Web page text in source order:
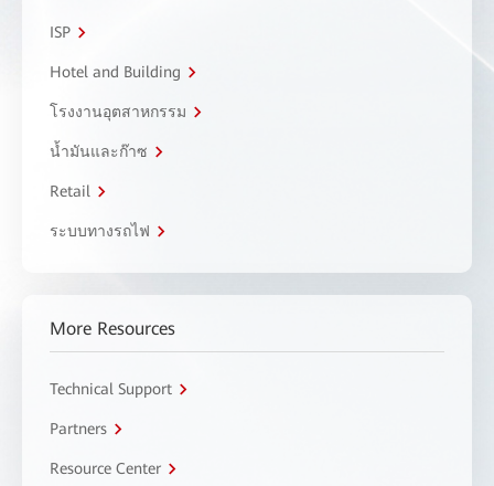
ISP
Hotel and Building
โรงงานอุตสาหกรรม
น้ำมันและก๊าซ
Retail
ระบบทางรถไฟ
More Resources
Technical Support
Partners
Resource Center